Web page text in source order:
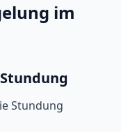
im
Stundung